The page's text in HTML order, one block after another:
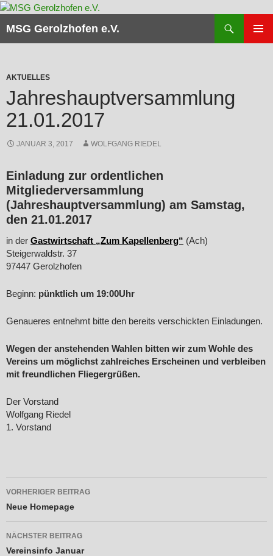
Zum
springen
MSG Gerolzhofen e.V.
AKTUELLES
Jahreshauptversammlung
21.01.2017
JANUAR 3, 2017 WOLFGANG RIEDEL
Einladung zur ordentlichen
Mitgliederversammlung
(Jahreshauptversammlung) am Samstag,
den 21.01.2017
in der Gastwirtschaft „Zum Kapellenberg“ (Ach)
Steigerwaldstr. 37
97447 Gerolzhofen
Beginn: pünktlich um 19:00Uhr
Genaueres entnehmt bitte den bereits verschickten Einladungen.
Wegen der anstehenden Wahlen bitten wir zum Wohle des
Vereins um möglichst zahlreiches Erscheinen und verbleiben
mit freundlichen Fliegergrüßen.
Der Vorstand
Wolfgang Riedel
1. Vorstand
Beitragsnavigation
VORHERIGER BEITRAG
Neue Homepage
NÄCHSTER BEITRAG
Vereinsinfo Januar